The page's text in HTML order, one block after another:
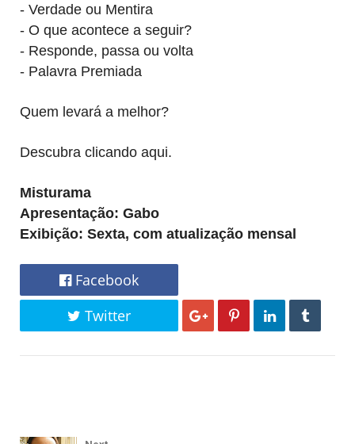
- Verdade ou Mentira
- O que acontece a seguir?
- Responde, passa ou volta
- Palavra Premiada
Quem levará a melhor?
Descubra clicando aqui.
Misturama
Apresentação: Gabo
Exibição: Sexta, com atualização mensal
Facebook
Twitter